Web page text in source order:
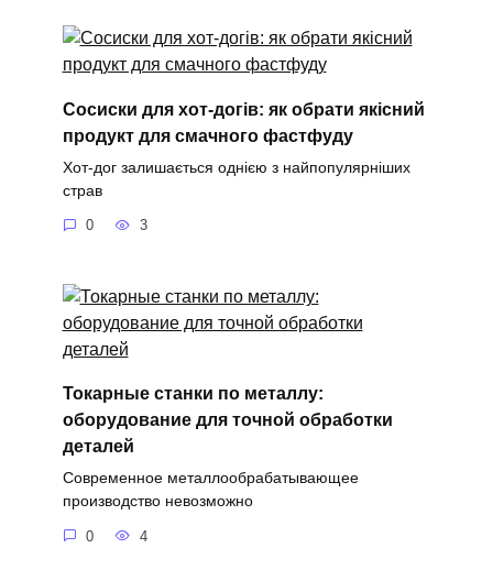
Сосиски для хот-догів: як обрати якісний
продукт для смачного фастфуду
Хот-дог залишається однією з найпопулярніших
страв
0 3
Токарные станки по металлу:
оборудование для точной обработки
деталей
Современное металлообрабатывающее
производство невозможно
0 4